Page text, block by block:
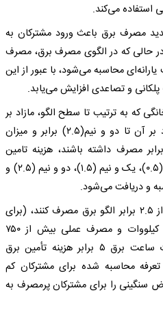
استفاده می‌کند.
مصرف برق باعث ورود مشترکان به
در حالی که در الگوی مصرف برق، مصرف
یارانه‌ای محاسبه می‌شود، با عبور از این
و تصاعدی افزایش می‌یابد.
که به ترتیب تا سطح الگو، مازاد بر
الگو تا یک و نیم (۱.۵) برابر، مازاد بر آن تا دو و نیم(۲.۵) برابر و میزان
بیش از دو و نیم (۲.۵) برابر مصرف داشته باشند، هزینه تامین
برقشان به ترتیب با ضریب‌های نیم (۰.۵)، یک و نیم (۱.۵)، دو و نیم (۲.۵) و
به عنوان نمونه مشترکانی که بیش از ۲.۵ برابر الگو برق مصرف کنند، (برای
مناطق عادی با الگوی مصرف ۳۰۰ کیلووات و مصرف عملی بیش از ۷۵۰
کیلووات ساعت) هزینه هر کیلووات ساعت برق ۵ برابر هزینه تأمین برق
محاسبه شده برای مشترکان کم
و قبوض سنگینی را برای مشترکان پرمصرف به